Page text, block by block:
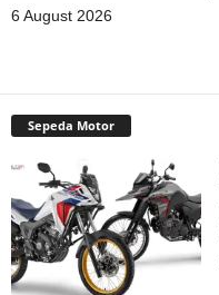
6 August 2026
Sepeda Motor